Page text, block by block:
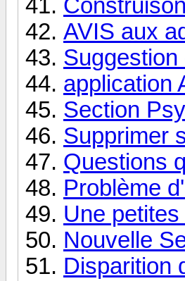
AVIS aux
application
Section
Supprimer
Questions
Problème
Une petites
Nouvelle
Disparition